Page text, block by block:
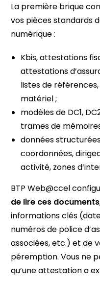
La première brique
vos pièces standards
numérique :
Kbis, attestations
attestations
listes de
matériel ;
modèles de DC1,
trames de
données structurées
coordonnées,
activité, zones
BTP Web@ccel
de lire ces documents
informations clés
numéros de police
associées, etc.) et de
péremption. Vous ne
qu’une attestation a